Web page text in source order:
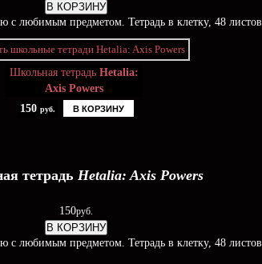
В КОРЗИНУ
c любимым предметом. Тетрадь в клетку, 48
Школьная тетрадь Hetalia:
Axis Powers
150 руб. В КОРЗИНУ
тетрадь Hetalia: Axis Powers
150руб.
В КОРЗИНУ
c любимым предметом. Тетрадь в клетку, 48